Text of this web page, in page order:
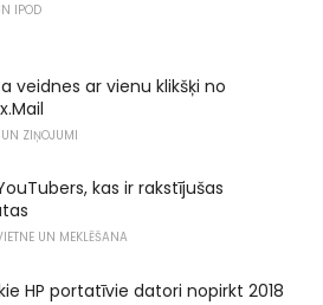
IPOD
veidnes ar vienu klikšķi no
ZIŅOJUMI
kas ir rakstījušas
UN MEKLĒŠANA
HP portatīvie datori nopirkt 2018